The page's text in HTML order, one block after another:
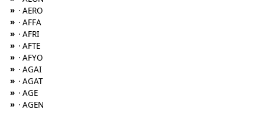
» · AERO
» · AFFA
» · AFRI
» · AFTE
» · AFYO
» · AGAI
» · AGAT
» · AGE
» · AGEN